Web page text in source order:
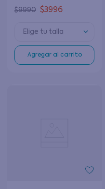
$9990 $3996
Elige tu talla
Agregar al carrito